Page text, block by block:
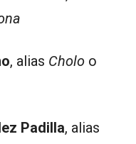
, alias Cholo o
Padilla, alias